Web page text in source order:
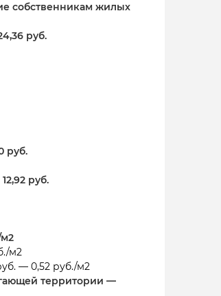
собственникам жилых
руб.
руб.
руб.
м2
— 0,52 руб./м2
территории —